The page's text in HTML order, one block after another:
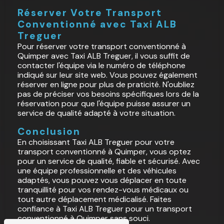
Réserver Votre Transport
Conventionné avec Taxi ALB
Treguer
Pour réserver votre transport conventionné à
Quimper avec Taxi ALB Treguer, il vous suffit de
contacter l'équipe via le numéro de téléphone
indiqué sur leur site web. Vous pouvez également
réserver en ligne pour plus de praticité. N'oubliez
pas de préciser vos besoins spécifiques lors de la
réservation pour que l'équipe puisse assurer un
service de qualité adapté à votre situation.
Conclusion
En choisissant Taxi ALB Treguer pour votre
transport conventionné à Quimper, vous optez
pour un service de qualité, fiable et sécurisé. Avec
une équipe professionnelle et des véhicules
adaptés, vous pouvez vous déplacer en toute
tranquillité pour vos rendez-vous médicaux ou
tout autre déplacement médicalisé. Faites
confiance à Taxi ALB Treguer pour un transport
conventionné à Quimper sans souci.